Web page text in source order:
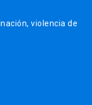
violencia de